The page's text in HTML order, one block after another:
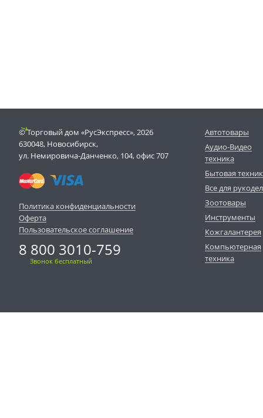
© Торговый дом «РусЭкспресс», 2026
630048, Новосибирск,
ул. Немировича-Данченко, 104, офис 707
Политика конфиденциальности
Оферта
Пользовательское соглашение
8 800 3010-759
Звонок бесплатный
Автотовары
Аудио-Видео
техника
Бытовая
Все для
Зоотовары
Инструменты
Кожгалантерея
Компьютерная
техника